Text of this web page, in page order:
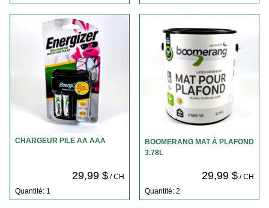
CHARGEUR PILE AA AAA
29,99 $/ CH
Quantité: 1
BOOMERANG MAT À PLAFOND
3.78L
29,99 $/ CH
Quantité: 2